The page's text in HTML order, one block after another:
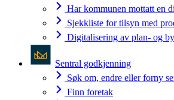
Har kommunen mottatt en
Sjekkliste for tilsyn med
Digitalisering av plan- og
Sentral godkjenning
Søk om, endre eller forny
Finn foretak